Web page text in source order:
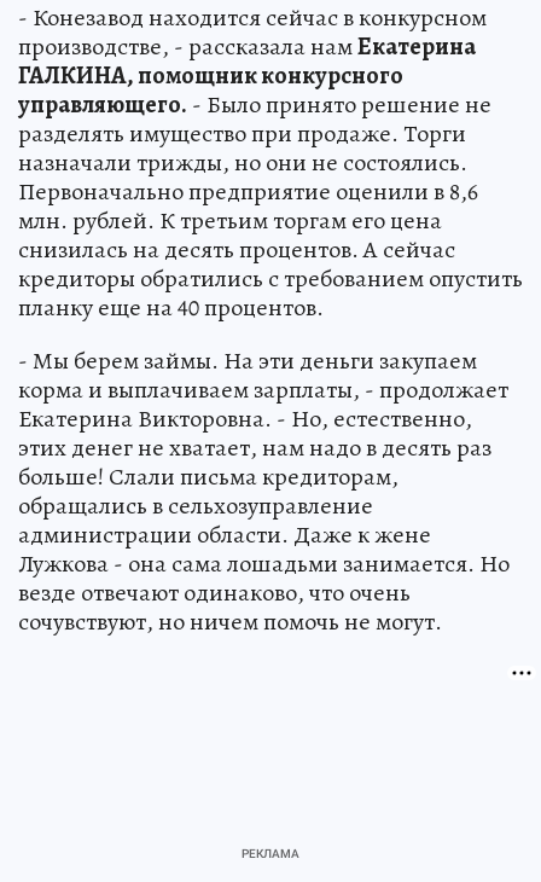
- Конезавод находится сейчас в конкурсном
производстве, - рассказала намЕкатерина
ГАЛКИНА, помощник конкурсного
управляющего. - Было принято решение не
разделять имущество при продаже. Торги
назначали трижды, но они не состоялись.
Первоначально предприятие оценили в 8,6
млн. рублей. К третьим торгам его цена
снизилась на десять процентов. А сейчас
кредиторы обратились с требованием опустить
планку еще на 40 процентов.
- Мы берем займы. На эти деньги закупаем
корма и выплачиваем зарплаты, - продолжает
Екатерина Викторовна. - Но, естественно,
этих денег не хватает, нам надо в десять раз
больше! Слали письма кредиторам,
обращались в сельхозуправление
администрации области. Даже к жене
Лужкова - она сама лошадьми занимается. Но
везде отвечают одинаково, что очень
сочувствуют, но ничем помочь не могут.